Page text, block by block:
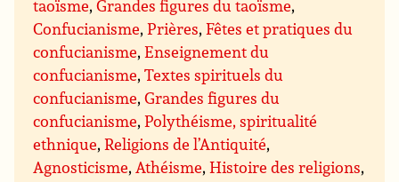
taoïsme,Grandes figures du taoïsme,
Confucianisme,Prières,Fêtes et pratiques du
confucianisme,Enseignement du
confucianisme,Textes spirituels du
confucianisme,Grandes figures du
confucianisme,Polythéisme, spiritualité
ethnique,Religions de l’Antiquité,
Agnosticisme, Athéisme,Histoire des religions,